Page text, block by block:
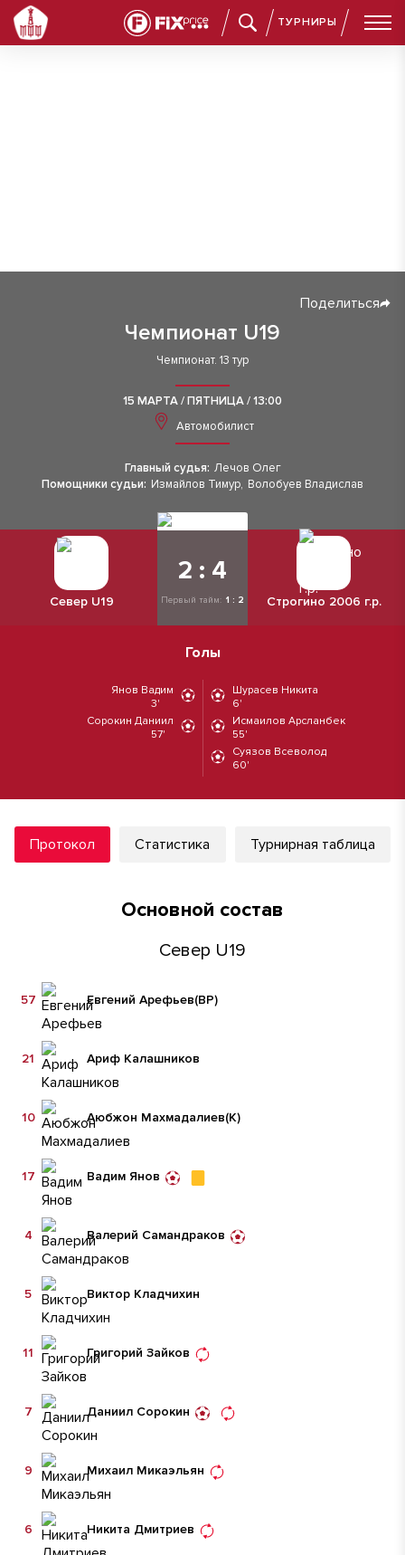
ТУРНИРЫ
Чемпионат U19
Поделиться
Чемпионат. 13 тур
15 МАРТА / ПЯТНИЦА / 13:00
Автомобилист
Главный судья: Лечов Олег
Помощники судьи: Измайлов Тимур, Волобуев Владислав
Север U19
2 : 4
Первый тайм: 1 : 2 Строгино 2006 г.р.
Голы
Янов Вадим
3'
Сорокин Даниил
57'
Шурасев Никита
6'
Исмаилов Арсланбек
55'
Суязов Всеволод
60'
Протокол Статистика Турнирная таблица
Основной состав
Север U19
Евгений Арефьев(ВР)
57
Ариф Калашников
21
Аюбжон Махмадалиев(К)
10
Вадим Янов
17
Валерий Самандраков
4
Виктор Кладчихин
5
Григорий Зайков
11
Даниил Сорокин
7
Михаил Микаэльян
9
Никита Дмитриев
6